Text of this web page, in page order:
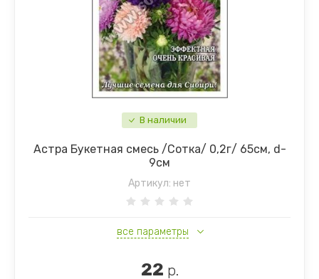
В наличии
Астра Букетная смесь /Сотка/ 0,2г/ 65см, d-
9см
Артикул: нет
все параметры
22 р.